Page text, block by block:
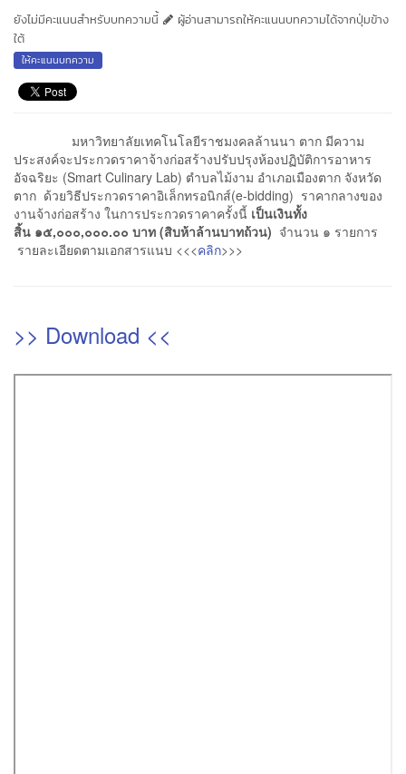
ยังไม่มีคะแนนสำหรับบทความนี้
ผู้อ่านสามารถให้คะแนนบทความได้จากปุ่มข้าง
ใต้
ให้คะแนนบทความ
มหาวิทยาลัยเทคโนโลยีราชมงคลล้านนา ตาก มีความ
ประสงค์จะประกวดราคาจ้างก่อสร้างปรับปรุงห้องปฏิบัติการอาหาร
อัจฉริยะ (Smart Culinary Lab) ตำบลไม้งาม อำเภอเมืองตาก จังหวัด
ตาก ด้วยวิธีประกวดราคาอิเล็กทรอนิกส์(e-bidding) ราคากลางของ
งานจ้างก่อสร้าง ในการประกวดราคาครั้งนี้ เป็นเงินทั้ง
สิ้น ๑๕,๐๐๐,๐๐๐.๐๐ บาท (สิบห้าล้านบาทถ้วน) จำนวน ๑ รายการ
รายละเอียดตามเอกสารแนบ <<<คลิก>>>
>> Download <<